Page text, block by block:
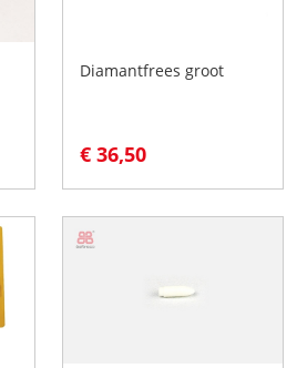
Diamantfrees groot
€ 36,50